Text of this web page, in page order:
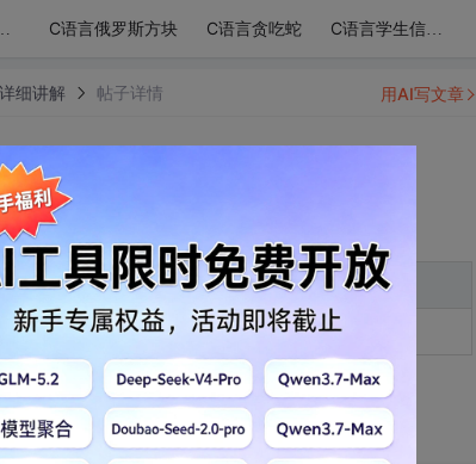
udp/ip网络模型 C语言俄罗斯方块 C语言贪吃蛇 C语言学生信息管理系统
细讲解 帖子详情
链接库与静态链接库
用AI写文章